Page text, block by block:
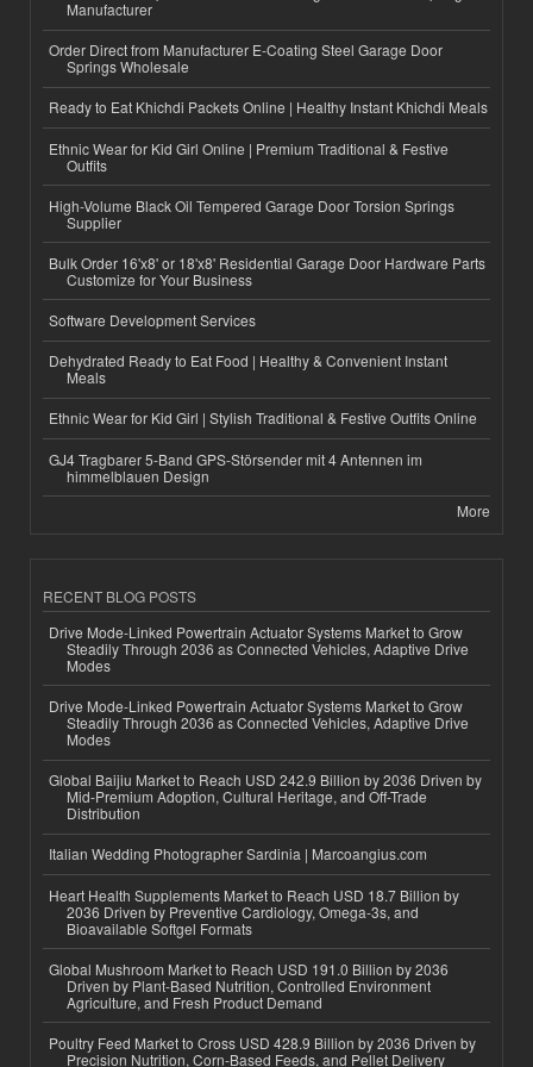
Manufacturer
Order Direct from Manufacturer E-Coating Steel Garage Door
Springs Wholesale
Ready to Eat Khichdi Packets Online | Healthy Instant Khichdi Meals
Ethnic Wear for Kid Girl Online | Premium Traditional & Festive
Outfits
High-Volume Black Oil Tempered Garage Door Torsion Springs
Supplier
Bulk Order 16'x8' or 18'x8' Residential Garage Door Hardware Parts
Customize for Your Business
Software Development Services
Dehydrated Ready to Eat Food | Healthy & Convenient Instant
Meals
Ethnic Wear for Kid Girl | Stylish Traditional & Festive Outfits Online
GJ4 Tragbarer 5-Band GPS-Störsender mit 4 Antennen im
himmelblauen Design
More
RECENT BLOG POSTS
Drive Mode-Linked Powertrain Actuator Systems Market to Grow
Steadily Through 2036 as Connected Vehicles, Adaptive Drive
Modes
Drive Mode-Linked Powertrain Actuator Systems Market to Grow
Steadily Through 2036 as Connected Vehicles, Adaptive Drive
Modes
Global Baijiu Market to Reach USD 242.9 Billion by 2036 Driven by
Mid-Premium Adoption, Cultural Heritage, and Off-Trade
Distribution
Italian Wedding Photographer Sardinia | Marcoangius.com
Heart Health Supplements Market to Reach USD 18.7 Billion by
2036 Driven by Preventive Cardiology, Omega-3s, and
Bioavailable Softgel Formats
Global Mushroom Market to Reach USD 191.0 Billion by 2036
Driven by Plant-Based Nutrition, Controlled Environment
Agriculture, and Fresh Product Demand
Poultry Feed Market to Cross USD 428.9 Billion by 2036 Driven by
Precision Nutrition, Corn-Based Feeds, and Pellet Delivery